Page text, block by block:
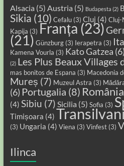
Alsacia (5) Austria (5) Budapesta (2)
Sikia (10) Cefalu(3) Cluj (4) Cluj-
Kapija (3) Franța(23)
(21) Günzburg(3) Ierapetra (3)
Kamena Vourla (3) Kato Gatzea (6)
(2) Les Plus Beaux Villages
mas bonitos de Espana (3) Macedonia
Mureș (7) Muzeul Astra (3)
(6) Portugalia (8) România
(4) Sibiu (7) Sicilia (5) Sofia (3)
Timișoara (4)
(3) Ungaria (4) Viena (3) Vinfest(3)
Ilinca